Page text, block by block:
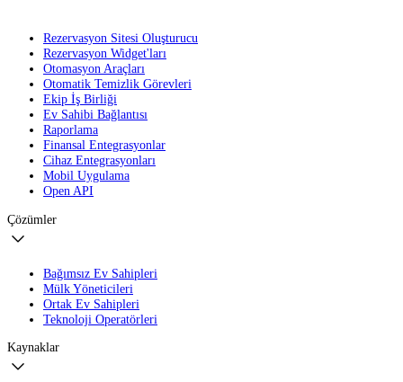
Rezervasyon Sitesi Oluşturucu
Rezervasyon Widget'ları
Otomasyon Araçları
Otomatik Temizlik Görevleri
Ekip İş Birliği
Ev Sahibi Bağlantısı
Raporlama
Finansal Entegrasyonlar
Cihaz Entegrasyonları
Mobil Uygulama
Open API
Çözümler
Bağımsız Ev Sahipleri
Mülk Yöneticileri
Ortak Ev Sahipleri
Teknoloji Operatörleri
Kaynaklar